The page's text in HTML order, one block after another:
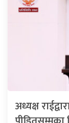
अध्यक्ष